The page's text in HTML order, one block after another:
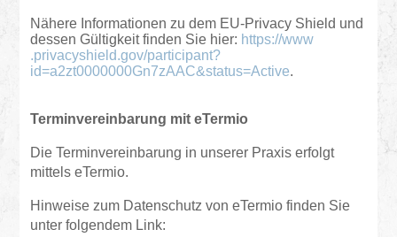
Nähere Informationen zu dem EU-Privacy Shield und
dessen Gültigkeit finden Sie hier: https://www
.privacyshield.gov/participant?
id=a2zt0000000Gn7zAAC&status=Active.
Terminvereinbarung mit eTermio
Die Terminvereinbarung in unserer Praxis erfolgt
mittels eTermio.
Hinweise zum Datenschutz von eTermio finden Sie
unter folgendem Link: